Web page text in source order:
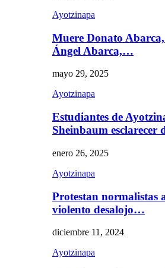
Ayotzinapa
Muere Donato
Ángel Abarca,…
mayo 29, 2025
Ayotzinapa
Estudiantes de
Sheinbaum
enero 26, 2025
Ayotzinapa
Protestan normalistas
violento desalojo…
diciembre 11, 2024
Ayotzinapa